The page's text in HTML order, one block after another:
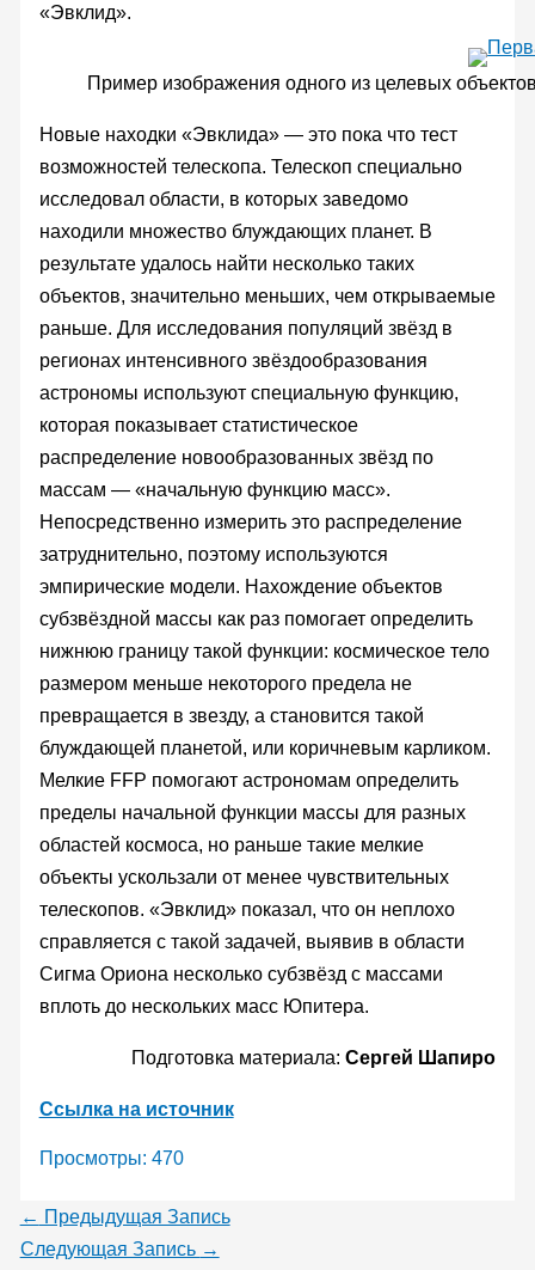
«Эвклид».
Пример изображения одного из целевых
Новые находки «Эвклида» — это пока что тест
возможностей телескопа. Телескоп специально
исследовал области, в которых заведомо
находили множество блуждающих планет. В
результате удалось найти несколько таких
объектов, значительно меньших, чем открываемые
раньше. Для исследования популяций звёзд в
регионах интенсивного звёздообразования
астрономы используют специальную функцию,
которая показывает статистическое
распределение новообразованных звёзд по
массам — «начальную функцию масс».
Непосредственно измерить это распределение
затруднительно, поэтому используются
эмпирические модели. Нахождение объектов
субзвёздной массы как раз помогает определить
нижнюю границу такой функции: космическое тело
размером меньше некоторого предела не
превращается в звезду, а становится такой
блуждающей планетой, или коричневым карликом.
Мелкие FFP помогают астрономам определить
пределы начальной функции массы для разных
областей космоса, но раньше такие мелкие
объекты ускользали от менее чувствительных
телескопов. «Эвклид» показал, что он неплохо
справляется с такой задачей, выявив в области
Сигма Ориона несколько субзвёзд с массами
вплоть до нескольких масс Юпитера.
Подготовка материала:Сергей Шапиро
Ссылка на источник
Просмотры: 470
← Предыдущая Запись
Следующая Запись →